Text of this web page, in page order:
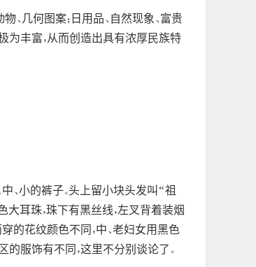
、几何图案；日用品、自然现象、富贵
为丰富，从而创造出具有浓厚民族特
、小的裤子。头上留小块头发叫“祖
大耳珠，珠下有黑丝线，左叉背着装烟
的花纹颜色不同，中、老妇女用黑色
的服饰有不同，这里不分别谈论了。